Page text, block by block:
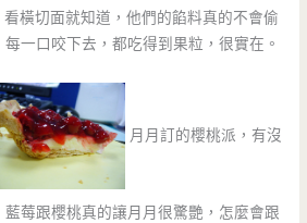
橫切面就知道，他們的餡料真的不會偷
一口咬下去，都吃得到果粒，很實在。
月月訂的櫻桃派，有沒
莓跟櫻桃真的讓月月很驚艷，怎麼會跟